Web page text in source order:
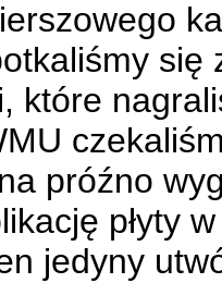
które
próźno
płyty
jedyny